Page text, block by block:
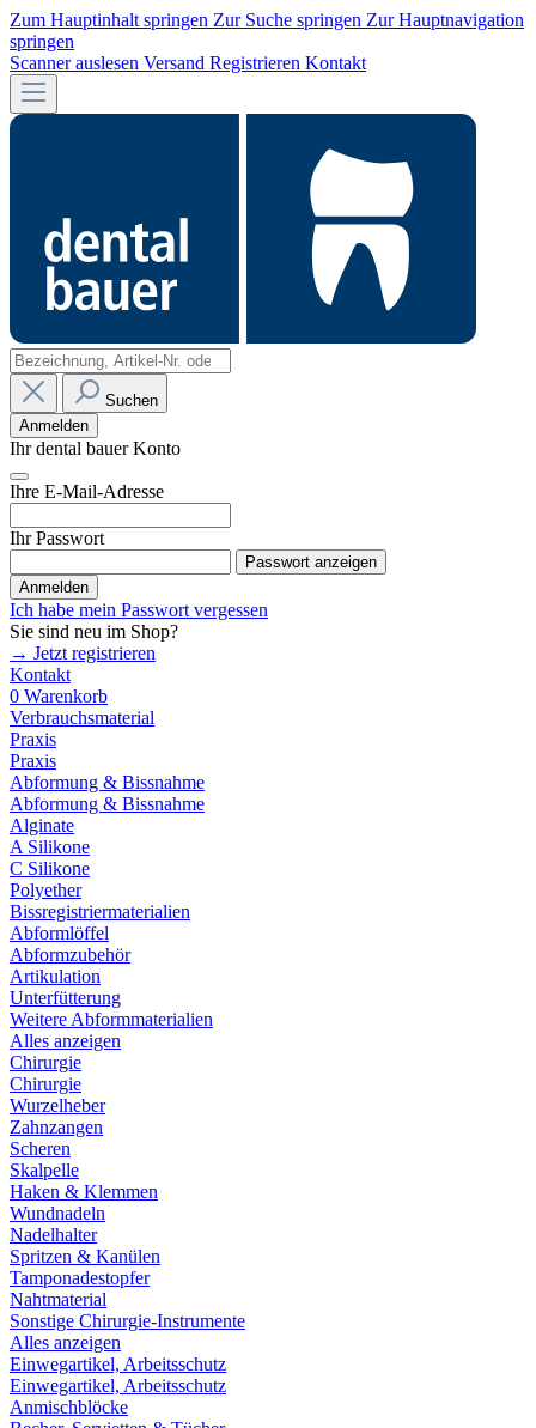
Zum Hauptinhalt springen Zur Suche springen Zur Hauptnavigation
springen
Scanner auslesen Versand Registrieren Kontakt
Suchen
Anmelden
Ihr dental bauer Konto
Ihre E-Mail-Adresse
Ihr Passwort
Passwort anzeigen
Anmelden
Ich habe mein Passwort vergessen
Sie sind neu im Shop?
→ Jetzt registrieren
Kontakt
0 Warenkorb
Verbrauchsmaterial
Praxis
Praxis
Abformung & Bissnahme
Abformung & Bissnahme
Alginate
A Silikone
C Silikone
Polyether
Bissregistriermaterialien
Abformlöffel
Abformzubehör
Artikulation
Unterfütterung
Weitere Abformmaterialien
Alles anzeigen
Chirurgie
Chirurgie
Wurzelheber
Zahnzangen
Scheren
Skalpelle
Haken & Klemmen
Wundnadeln
Nadelhalter
Spritzen & Kanülen
Tamponadestopfer
Nahtmaterial
Sonstige Chirurgie-Instrumente
Alles anzeigen
Einwegartikel, Arbeitsschutz
Einwegartikel, Arbeitsschutz
Anmischblöcke